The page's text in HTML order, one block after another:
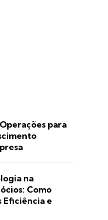
para
na
Como
Eficiência e